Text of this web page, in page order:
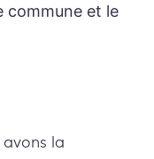
commune et le
la